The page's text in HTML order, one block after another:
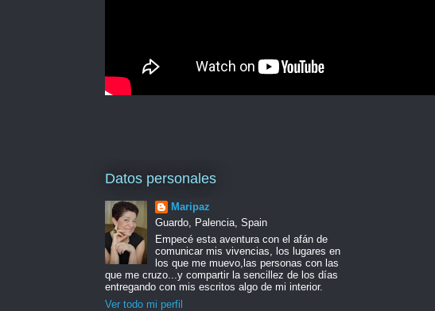
Datos personales
Maripaz
Guardo, Palencia, Spain
Empecé esta aventura con el afán de
comunicar mis vivencias, los lugares en
los que me muevo,las personas con las
que me cruzo...y compartir la sencillez de los días
entregando con mis escritos algo de mi interior.
Ver todo mi perfil